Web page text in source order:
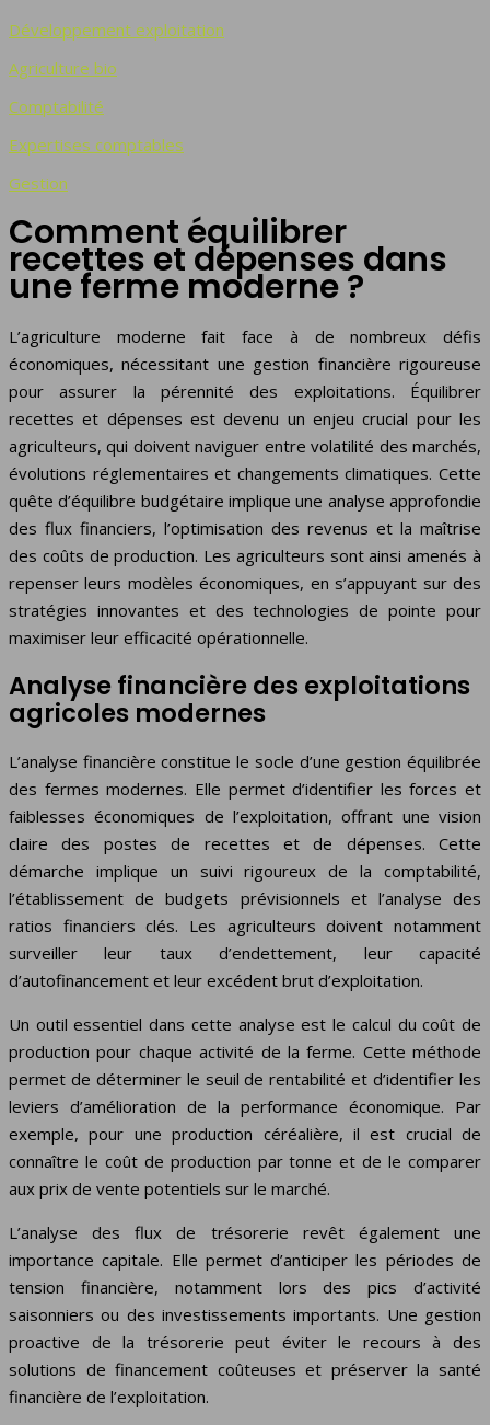
Développement exploitation
Agriculture bio
Comptabilité
Expertises comptables
Gestion
Comment équilibrer
recettes et dépenses dans
une ferme moderne ?
L’agriculture moderne fait face à de nombreux défis
économiques, nécessitant une gestion financière rigoureuse
pour assurer la pérennité des exploitations. Équilibrer
recettes et dépenses est devenu un enjeu crucial pour les
agriculteurs, qui doivent naviguer entre volatilité des marchés,
évolutions réglementaires et changements climatiques. Cette
quête d’équilibre budgétaire implique une analyse approfondie
des flux financiers, l’optimisation des revenus et la maîtrise
des coûts de production. Les agriculteurs sont ainsi amenés à
repenser leurs modèles économiques, en s’appuyant sur des
stratégies innovantes et des technologies de pointe pour
maximiser leur efficacité opérationnelle.
Analyse financière des exploitations
agricoles modernes
L’analyse financière constitue le socle d’une gestion équilibrée
des fermes modernes. Elle permet d’identifier les forces et
faiblesses économiques de l’exploitation, offrant une vision
claire des postes de recettes et de dépenses. Cette
démarche implique un suivi rigoureux de la comptabilité,
l’établissement de budgets prévisionnels et l’analyse des
ratios financiers clés. Les agriculteurs doivent notamment
surveiller leur taux d’endettement, leur capacité
d’autofinancement et leur excédent brut d’exploitation.
Un outil essentiel dans cette analyse est le calcul du coût de
production pour chaque activité de la ferme. Cette méthode
permet de déterminer le seuil de rentabilité et d’identifier les
leviers d’amélioration de la performance économique. Par
exemple, pour une production céréalière, il est crucial de
connaître le coût de production par tonne et de le comparer
aux prix de vente potentiels sur le marché.
L’analyse des flux de trésorerie revêt également une
importance capitale. Elle permet d’anticiper les périodes de
tension financière, notamment lors des pics d’activité
saisonniers ou des investissements importants. Une gestion
proactive de la trésorerie peut éviter le recours à des
solutions de financement coûteuses et préserver la santé
financière de l’exploitation.